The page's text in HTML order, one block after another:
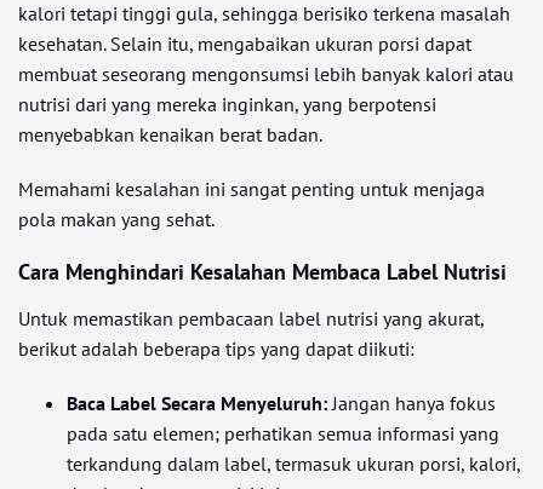
kalori tetapi tinggi gula, sehingga berisiko terkena masalah
kesehatan. Selain itu, mengabaikan ukuran porsi dapat
membuat seseorang mengonsumsi lebih banyak kalori atau
nutrisi dari yang mereka inginkan, yang berpotensi
menyebabkan kenaikan berat badan.
Memahami kesalahan ini sangat penting untuk menjaga
pola makan yang sehat.
Cara Menghindari Kesalahan Membaca Label Nutrisi
Untuk memastikan pembacaan label nutrisi yang akurat,
berikut adalah beberapa tips yang dapat diikuti:
Baca Label Secara Menyeluruh:Jangan hanya fokus
pada satu elemen; perhatikan semua informasi yang
terkandung dalam label, termasuk ukuran porsi, kalori,